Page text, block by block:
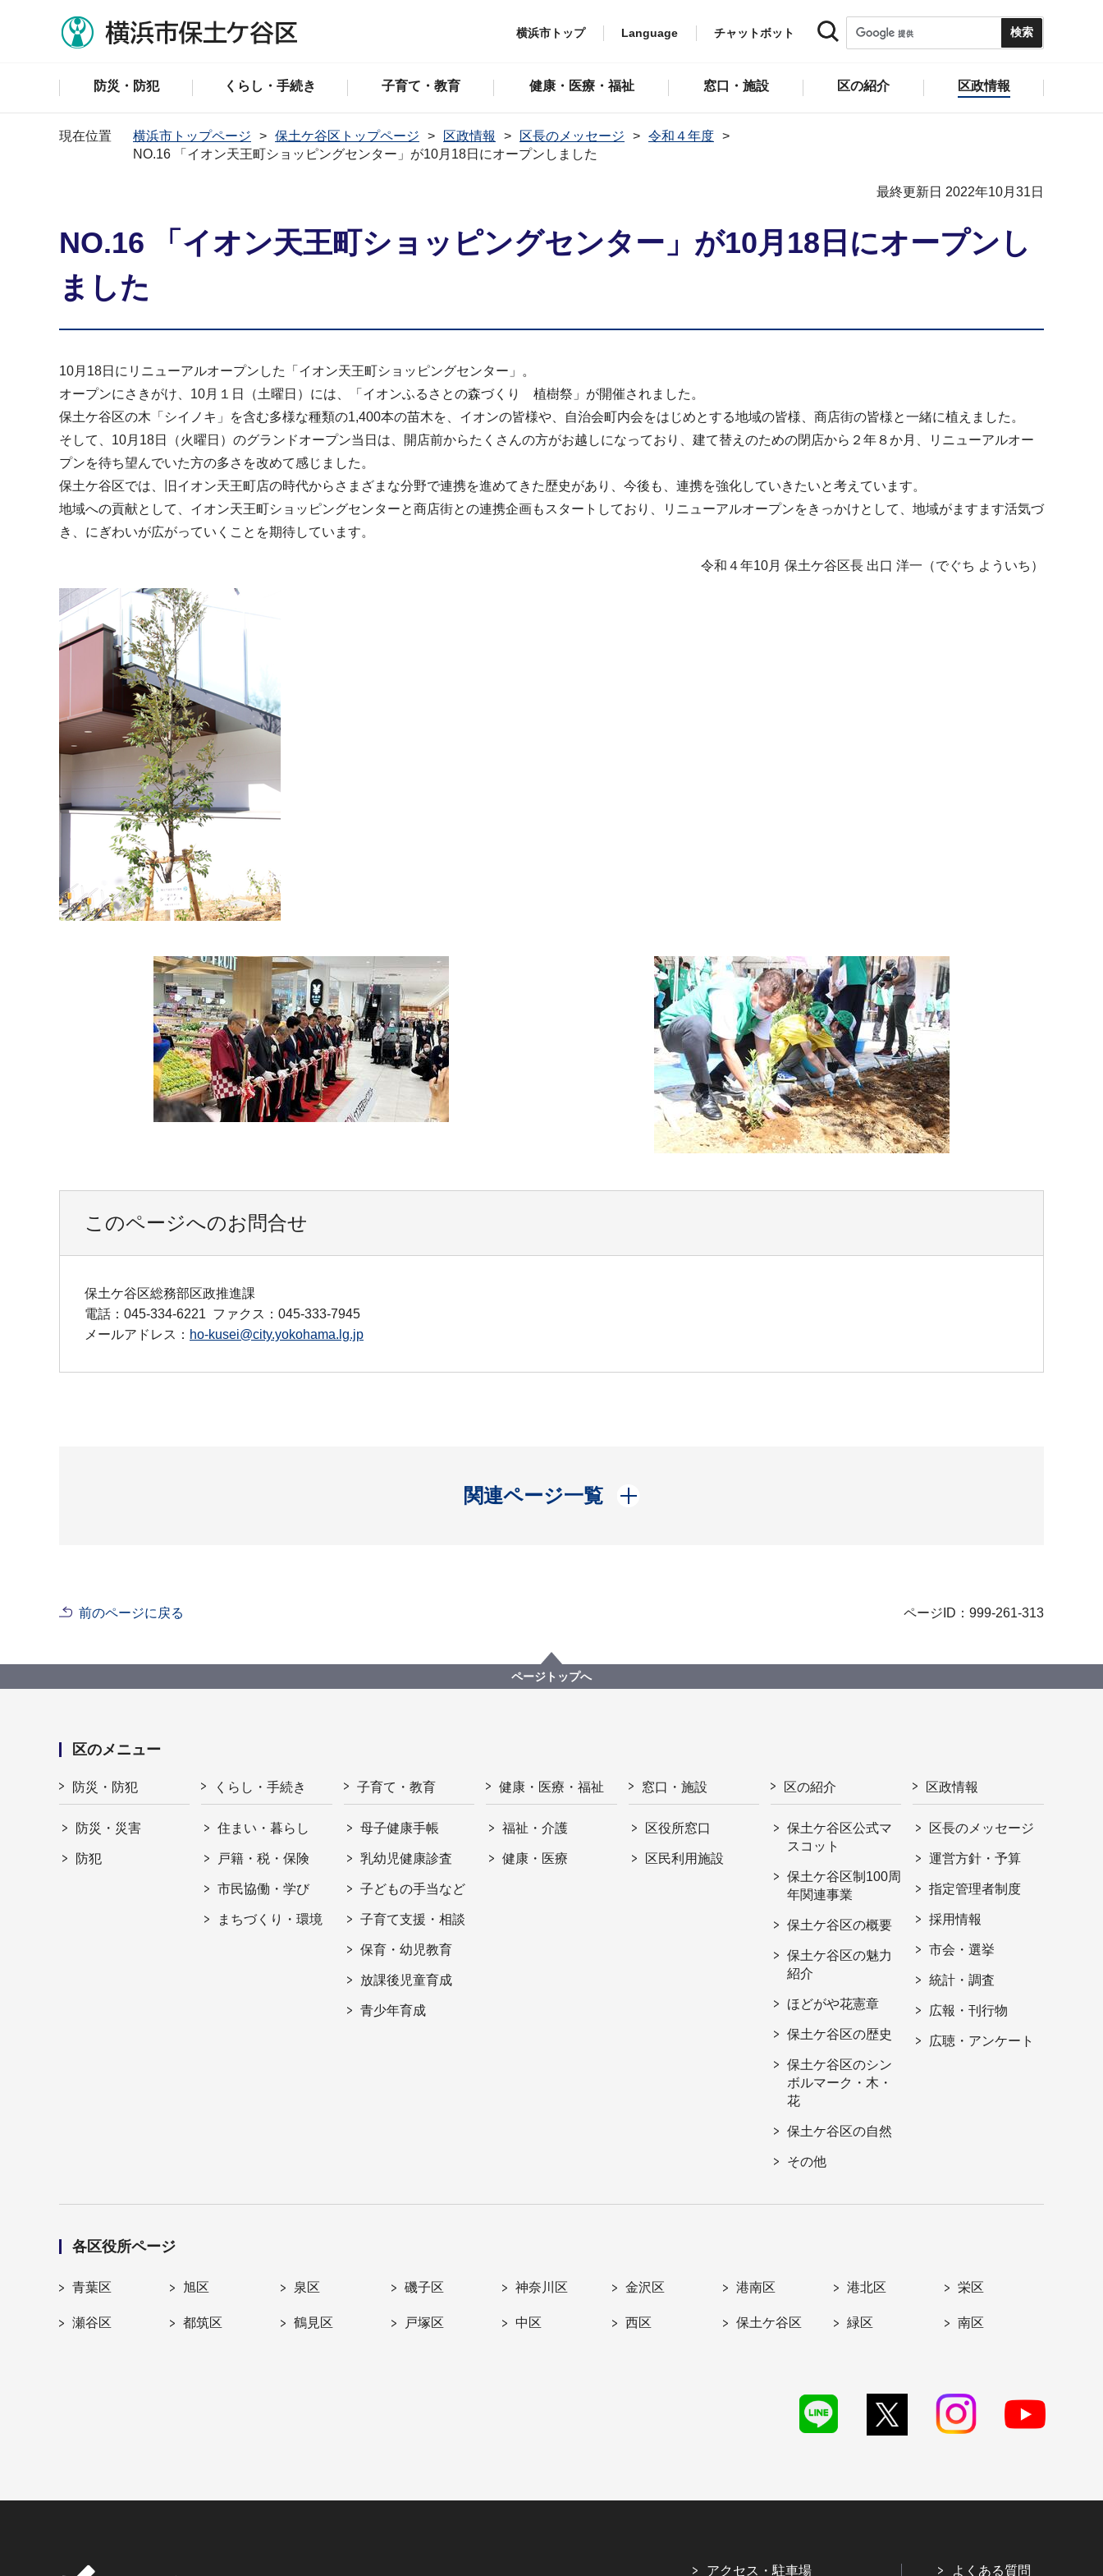
横浜市トップ Language チャットボット
防災・防犯 くらし・手続き 子育て・教育 健康・医療・福祉 窓口・施設 区の紹介 区政情報
現在位置 横浜市トップページ 保土ケ谷区トップページ 区政情報 区長のメッセージ
令和４年度
NO.16 「イオン天王町ショッピングセンター」が10月18日にオープンしました
最終更新日 2022年10月31日
NO.16 「イオン天王町ショッピングセンター」が10月18日にオープンし
ました
10月18日にリニューアルオープンした「イオン天王町ショッピングセンター」。
オープンにさきがけ、10月１日（土曜日）には、「イオンふるさとの森づくり 植樹祭」が開催されました。
保土ケ谷区の木「シイノキ」を含む多様な種類の1,400本の苗木を、イオンの皆様や、自治会町内会をはじめとする地域の皆様、商店街の皆様と一緒に植えました。
そして、10月18日（火曜日）のグランドオープン当日は、開店前からたくさんの方がお越しになっており、建て替えのための閉店から２年８か月、リニューアルオー
プンを待ち望んでいた方の多さを改めて感じました。
保土ケ谷区では、旧イオン天王町店の時代からさまざまな分野で連携を進めてきた歴史があり、今後も、連携を強化していきたいと考えています。
地域への貢献として、イオン天王町ショッピングセンターと商店街との連携企画もスタートしており、リニューアルオープンをきっかけとして、地域がますます活気づ
き、にぎわいが広がっていくことを期待しています。
令和４年10月 保土ケ谷区長 出口 洋一（でぐち よういち）
このページへのお問合せ
保土ケ谷区総務部区政推進課
電話：045-334-6221 ファクス：045-333-7945
メールアドレス： ho-kusei@city.yokohama.lg.jp
関連ページ一覧
開く
前のページに戻る ページID：999-261-313
ページトップへ
区のメニュー
防災・防犯
防災・災害
防犯
くらし・手続き
住まい・暮らし
戸籍・税・保険
市民協働・学び
まちづくり・環境
子育て・教育
母子健康手帳
乳幼児健康診査
子どもの手当など
子育て支援・相談
保育・幼児教育
放課後児童育成
青少年育成
健康・医療・福祉
福祉・介護
健康・医療
窓口・施設
区役所窓口
区民利用施設
区の紹介
保土ケ谷区公式マ
スコット
保土ケ谷区制100周
年関連事業
保土ケ谷区の概要
保土ケ谷区の魅力
紹介
ほどがや花憲章
保土ケ谷区の歴史
保土ケ谷区のシン
ボルマーク・木・
花
保土ケ谷区の自然
その他
区政情報
区長のメッセージ
運営方針・予算
指定管理者制度
採用情報
市会・選挙
統計・調査
広報・刊行物
広聴・アンケート
各区役所ページ
青葉区 旭区 泉区 磯子区 神奈川区 金沢区 港南区 港北区 栄区
瀬谷区 都筑区 鶴見区 戸塚区 中区 西区 保土ケ谷区 緑区 南区
アクセス・駐車場 よくある質問